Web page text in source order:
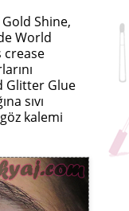
Shine,
World
crease
Glitter Glue
sıvı
kalemi